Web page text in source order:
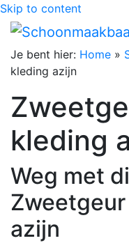
Skip to content
Je bent hier: Home »
kleding azijn
kleding
Weg met
azijn